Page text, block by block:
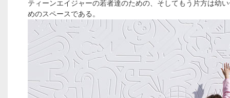
ティーンエイジャーの若者達のための、そしてもう片方は幼
めのスペースである。